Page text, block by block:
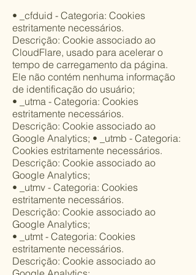
• _cfduid - Categoria: Cookies
estritamente necessários.
Descrição: Cookie associado ao
CloudFlare, usado para acelerar o
tempo de carregamento da página.
Ele não contém nenhuma informação
de identificação do usuário;
• _utma - Categoria: Cookies
estritamente necessários.
Descrição: Cookie associado ao
Google Analytics; • _utmb - Categoria:
Cookies estritamente necessários.
Descrição: Cookie associado ao
Google Analytics;
• _utmv - Categoria: Cookies
estritamente necessários.
Descrição: Cookie associado ao
Google Analytics;
• _utmt - Categoria: Cookies
estritamente necessários.
Descrição: Cookie associado ao